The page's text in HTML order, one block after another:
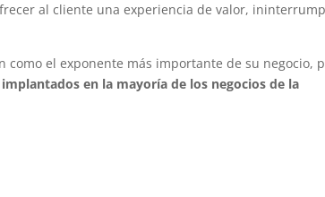
al cliente una experiencia de valor,
como el exponente más importante de su negocio,
en la mayoría de los negocios de la